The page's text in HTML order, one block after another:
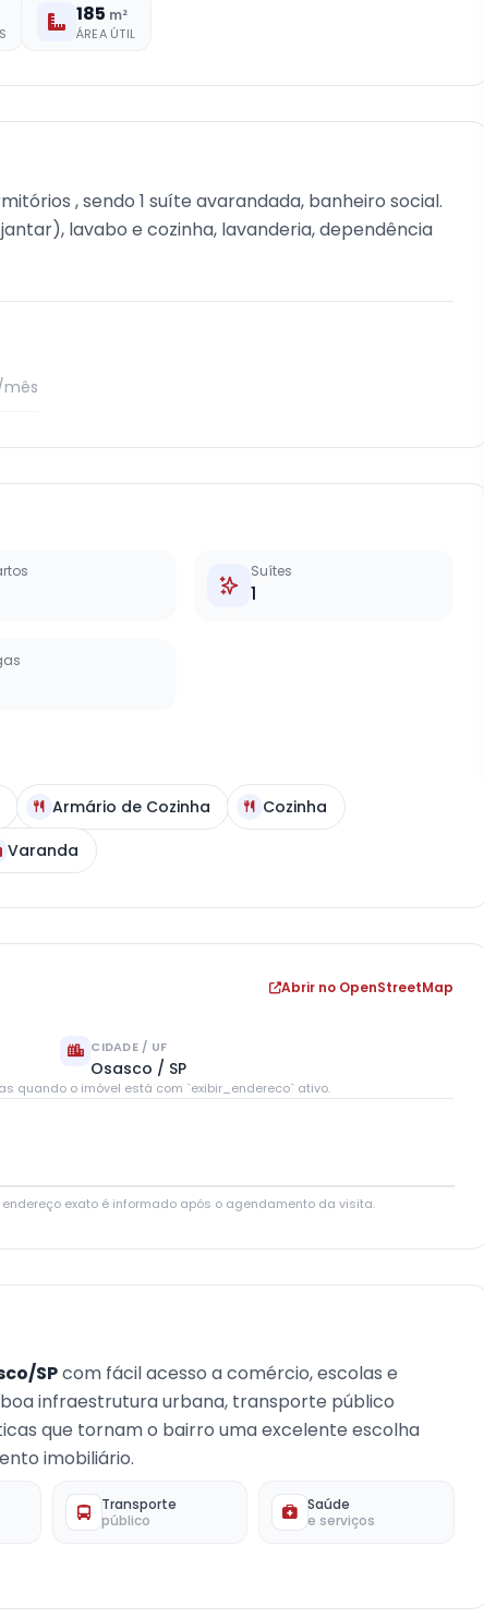
185 m²
ÁREA ÚTIL
, sendo 1 suíte avarandada, banheiro social.
lavabo e cozinha, lavanderia, dependência
Suítes
1
Armário de Cozinha
Cozinha
Varanda
Abrir no OpenStreetMap
CIDADE / UF
Osasco / SP
quando o imóvel está com `exibir_endereco` ativo.
exato é informado após o agendamento da visita.
SPcom fácil acesso a comércio, escolas e
infraestrutura urbana, transporte público
que tornam o bairro uma excelente escolha
imobiliário.
Transporte
público
Saúde
e serviços